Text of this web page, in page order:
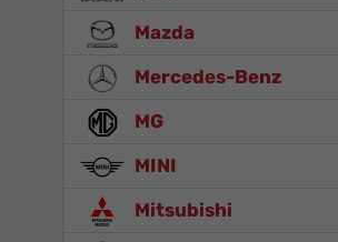
Mazda
Mercedes-Benz
MG
MINI
Mitsubishi